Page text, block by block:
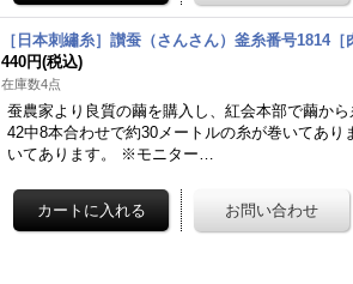
［日本刺繡糸］讃蚕（さんさん）釜糸番号1814［
440円(税込)
在庫数4点
蚕農家より良質の繭を購入し、紅会本部で繭か
42中8本合わせで約30メートルの糸が巻いてあ
いてあります。 ※モニター…